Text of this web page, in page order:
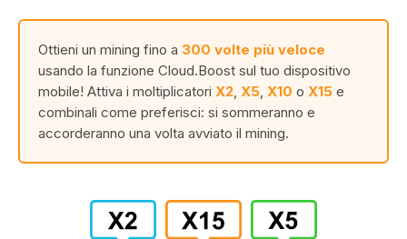
Ottieni un mining fino a 300 volte più veloce
usando la funzione Cloud.Boost sul tuo dispositivo
mobile! Attiva i moltiplicatori X2 X5 X10 o X15 e
combinali come preferisci: si sommeranno e
accorderanno una volta avviato il mining.